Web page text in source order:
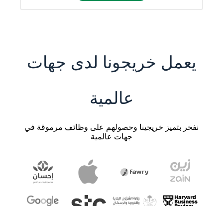
يعمل خريجونا لدى جهات
عالمية
نفخر بتميز خريجينا وحصولهم على وظائف مرموقة في
جهات عالمية